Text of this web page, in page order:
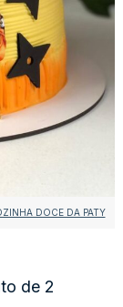
DOCE DA PATY
de 2